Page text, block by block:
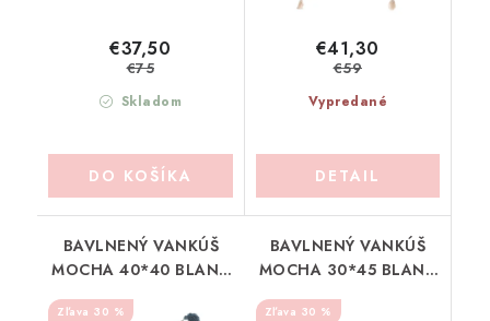
Skladom
€37,50
€75
DO KOŠÍKA
Vypredané
€41,30
€59
DETAIL
BAVLNENÝ VANKÚŠ
MOCHA 40*40 BLANC
30 %
BAVLNENÝ VANKÚŠ
MOCHA 30*45 BLANC
30 %